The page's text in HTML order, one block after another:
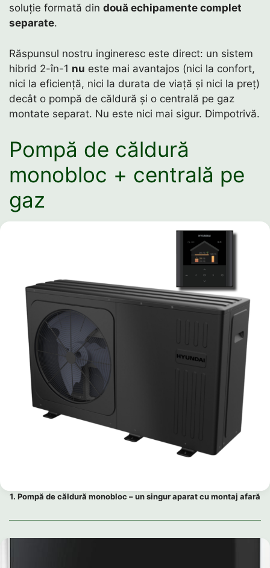
soluție formată din două echipamente complet
separate.
Răspunsul nostru ingineresc este direct: un sistem
hibrid 2-în-1 nu este mai avantajos (nici la confort,
nici la eficiență, nici la durata de viață și nici la preț)
decât o pompă de căldură și o centrală pe gaz
montate separat. Nu este nici mai sigur. Dimpotrivă.
Pompă de căldură
monobloc + centrală pe
gaz
1. Pompă de căldură monobloc – un singur aparat cu montaj afară